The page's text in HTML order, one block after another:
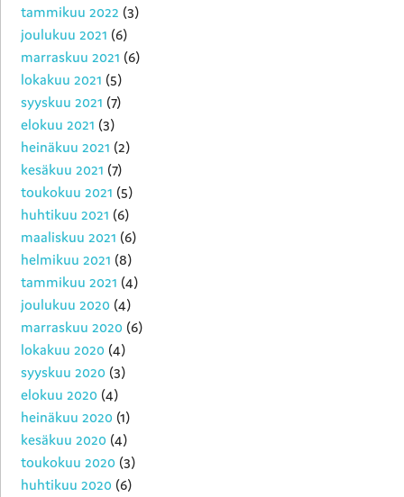
tammikuu 2022 (3)
joulukuu 2021 (6)
marraskuu 2021 (6)
lokakuu 2021 (5)
syyskuu 2021 (7)
elokuu 2021 (3)
heinäkuu 2021 (2)
kesäkuu 2021 (7)
toukokuu 2021 (5)
huhtikuu 2021 (6)
maaliskuu 2021 (6)
helmikuu 2021 (8)
tammikuu 2021 (4)
joulukuu 2020 (4)
marraskuu 2020 (6)
lokakuu 2020 (4)
syyskuu 2020 (3)
elokuu 2020 (4)
heinäkuu 2020 (1)
kesäkuu 2020 (4)
toukokuu 2020 (3)
huhtikuu 2020 (6)